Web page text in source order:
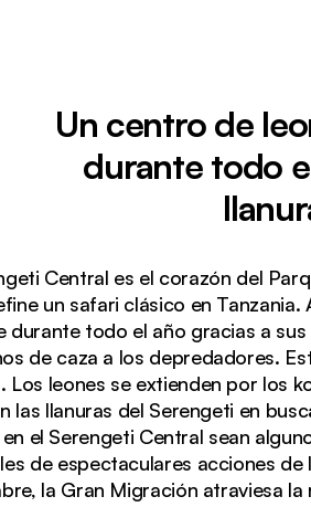
Un centro de
durante todo
Central es el corazón del
un safari clásico en
durante todo el año gracias a
de caza a los depredadores.
Los leones se extienden por los
las llanuras del Serengeti en
el Serengeti Central sean
de espectaculares acciones
la Gran Migración atraviesa